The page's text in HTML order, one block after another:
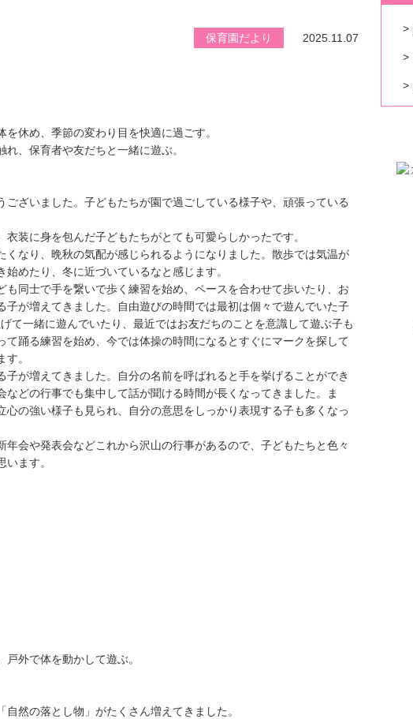
保育園だより 2025.11.07
休め、季節の変わり目を快適に過ごす。
、保育者や友だちと一緒に遊ぶ。
ざいました。子どもたちが園で過ごしている様子や、頑張っている
装に身を包んだ子どもたちがとても可愛らしかったです。
くなり、晩秋の気配が感じられるようになりました。散歩では気温が
めたり、冬に近づいているなと感じます。
も同士で手を繋いで歩く練習を始め、ペースを合わせて歩いたり、お
が増えてきました。自由遊びの時間では最初は個々で遊んでいた子
て一緒に遊んでいたり、最近ではお友だちのことを意識して遊ぶ子も
踊る練習を始め、今では体操の時間になるとすぐにマークを探して
。
が増えてきました。自分の名前を呼ばれると手を挙げることができ
どの行事でも集中して話が聞ける時間が長くなってきました。ま
の強い様子も見られ、自分の意思をしっかり表現する子も多くなっ
会や発表会などこれから沢山の行事があるので、子どもたちと色々
ます。
外で体を動かして遊ぶ。
然の落とし物」がたくさん増えてきました。